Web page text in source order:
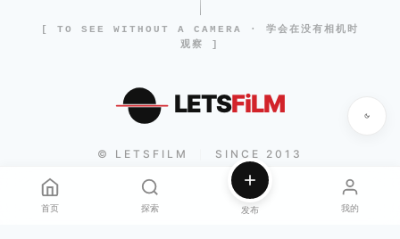
[ TO SEE WITHOUT A CAMERA · 学会在没有相机时
观察 ]
LETSFiLM
© LETSFILM SINCE 2013
首页 探索 发布 我的